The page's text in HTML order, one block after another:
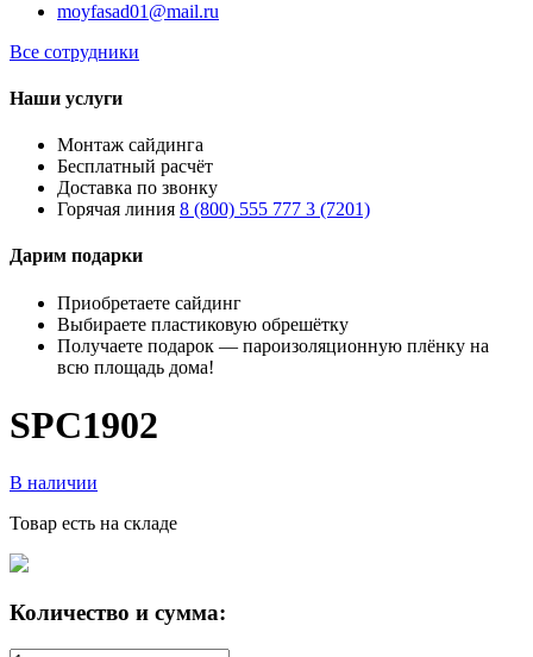
moyfasad01@mail.ru
Все сотрудники
Наши услуги
Монтаж сайдинга
Бесплатный расчёт
Доставка по звонку
Горячая линия 8 (800) 555 777 3 (7201)
Дарим подарки
Приобретаете сайдинг
Выбираете пластиковую обрешётку
Получаете подарок — пароизоляционную плёнку на
всю площадь дома!
SPC1902
В наличии
Товар есть на складе
Количество и сумма: